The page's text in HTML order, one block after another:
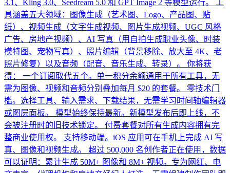
3.1、Kling 3.0、Seedream 5.0 和 GPT Image 2 等模型运行。 工
具涵盖五大领域：图像生成（艺术图、Logo、产品图、贴
纸）、视频生成（文字生成视频、图片生成视频、UGC 风格
广告、房地产视频）、AI 写真（用自拍生成职业头像、时装
模特图、宠物写真）、照片编辑（背景移除、放大至 4K、老
照片修复）以及音频（配音、音乐生成、转录）。 你将获
得： 一个订阅取代五个。单一积分余额通用于所有工具，无
需为图像、视频和音频分别叠加每月 $20 的套餐。 零技术门
槛。选择工具、输入需求、下载结果，无需学习时间轴编辑器
或图层面板。 模型始终保持最新。新模型发布后即上线，不
会被注册时的旧技术锁定。 付费套餐对所有生成内容拥有完
整商业使用权。 支持移动端。iOS 应用可在手机上完成 AI 写
真、图像和视频生成。 超过 500,000 名创作者正在使用，数据
可以证明：累计生成 50M+ 图像和 8M+ 视频。专为网红、电